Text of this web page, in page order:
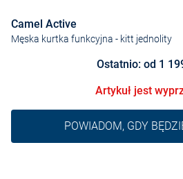
Camel Active
Męska kurtka funkcyjna - kitt jednolity
Ostatnio: od 1
Artykuł jest
POWIADOM, GDY